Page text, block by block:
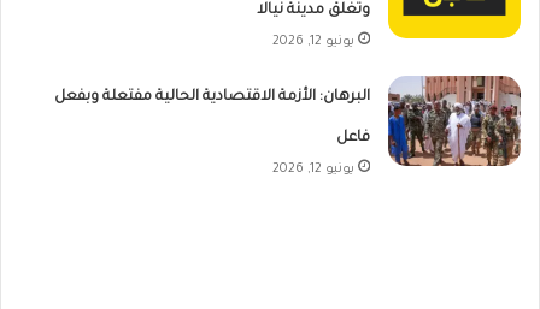
وتغلق مدينة نيالا
يونيو 12, 2026
البرهان: الأزمة الاقتصادية الحالية مفتعلة وبفعل
فاعل
يونيو 12, 2026